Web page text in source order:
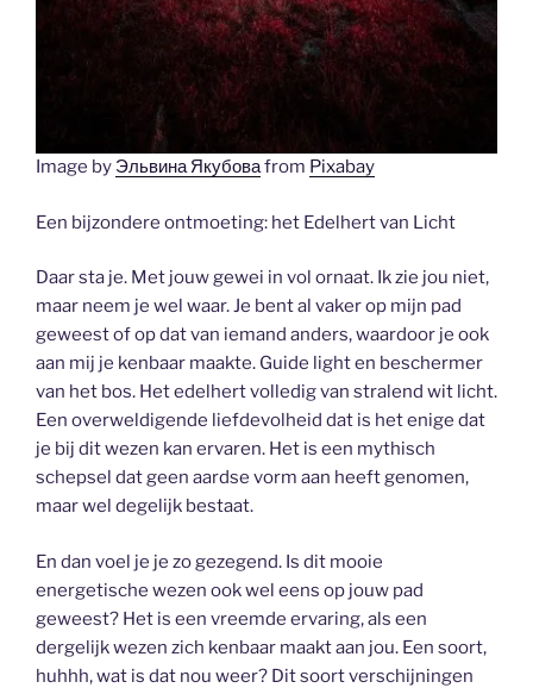
Image by Эльвина Якубоваfrom Pixabay
Een bijzondere ontmoeting: het Edelhert van Licht
Daar sta je. Met jouw gewei in vol ornaat. Ik zie jou niet,
maar neem je wel waar. Je bent al vaker op mijn pad
geweest of op dat van iemand anders, waardoor je ook
aan mij je kenbaar maakte. Guide light en beschermer
van het bos. Het edelhert volledig van stralend wit licht.
Een overweldigende liefdevolheid dat is het enige dat
je bij dit wezen kan ervaren. Het is een mythisch
schepsel dat geen aardse vorm aan heeft genomen,
maar wel degelijk bestaat.
En dan voel je je zo gezegend. Is dit mooie
energetische wezen ook wel eens op jouw pad
geweest? Het is een vreemde ervaring, als een
dergelijk wezen zich kenbaar maakt aan jou. Een soort,
huhhh, wat is dat nou weer? Dit soort verschijningen